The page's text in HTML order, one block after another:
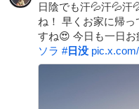
日陰でも汗💦汗💦汗
ね！ 早くお家に帰
すね😍 今日も一日
ソラ #日没